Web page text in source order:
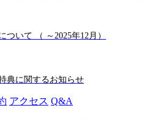
ついて （ ～2025年12月）
典に関するお知らせ
アクセス Q&A